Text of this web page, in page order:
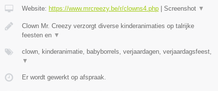
Website: https://www.mrcreezy.be/r/clowns4.php Screenshot ▼
Clown Mr. Creezy verzorgt diverse kinderanimaties op talrijke
feesten en ▼
clown, kinderanimatie, babyborrels, verjaardagen, verjaardagsfeest,
▼
Er wordt gewerkt op afspraak.